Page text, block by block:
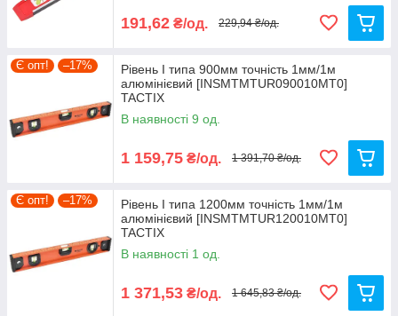
191,62 ₴/од. 229,94 ₴/од.
Є опт! –17%
Рівень I типа 900мм точність 1мм/1м
алюмінієвий [INSMTMTUR090010MT0]
TACTIX
В наявності 9 од.
1 159,75 ₴/од. 1 391,70 ₴/од.
Є опт! –17%
Рівень I типа 1200мм точність 1мм/1м
алюмінієвий [INSMTMTUR120010MT0]
TACTIX
В наявності 1 од.
1 371,53 ₴/од. 1 645,83 ₴/од.